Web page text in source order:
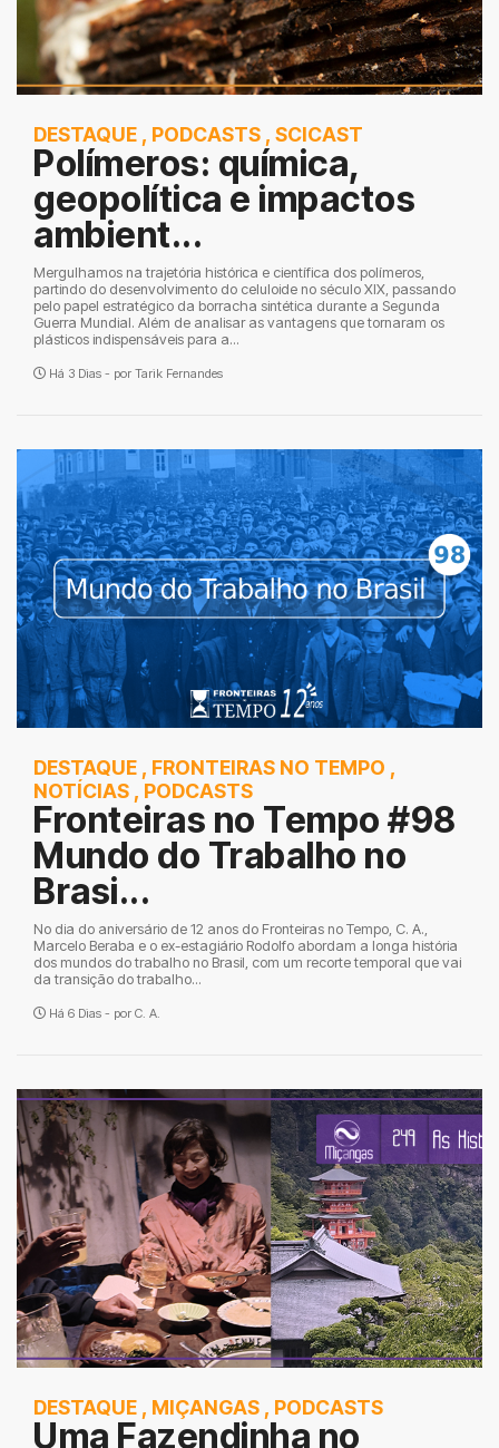
DESTAQUE , PODCASTS , SCICAST
Polímeros: química,
geopolítica e impactos
ambient...
Mergulhamos na trajetória histórica e científica dos polímeros,
partindo do desenvolvimento do celuloide no século XIX, passando
pelo papel estratégico da borracha sintética durante a Segunda
Guerra Mundial. Além de analisar as vantagens que tornaram os
plásticos indispensáveis para a...
Há 3 Dias - por Tarik Fernandes
DESTAQUE , FRONTEIRAS NO TEMPO ,
NOTÍCIAS , PODCASTS
Fronteiras no Tempo #98
Mundo do Trabalho no
Brasi...
No dia do aniversário de 12 anos do Fronteiras no Tempo, C. A.,
Marcelo Beraba e o ex-estagiário Rodolfo abordam a longa história
dos mundos do trabalho no Brasil, com um recorte temporal que vai
da transição do trabalho...
Há 6 Dias - por C. A.
DESTAQUE , MIÇANGAS , PODCASTS
Uma Fazendinha no